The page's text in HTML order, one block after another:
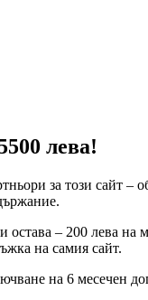
лева!
за този сайт –
остава – 200 лева
на самия сайт.
на 6 месечен